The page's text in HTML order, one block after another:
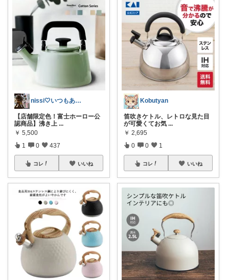
nissi🤍いつもありがとう🍀
【店舗限定色！富士ホーロー公
認商品】沸き上 ...
￥ 5,500
1 0 437
コレ いいね
Kobutyan
笛吹きケトル、レトロな見た目
が可愛くてお気 ...
￥ 2,695
0 0 1
コレ いいね